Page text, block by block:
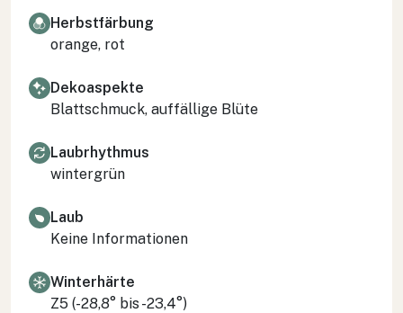
Herbstfärbung
orange, rot
Dekoaspekte
Blattschmuck, auffällige Blüte
Laubrhythmus
wintergrün
Laub
Keine Informationen
Winterhärte
Z5 (-28,8° bis -23,4°)